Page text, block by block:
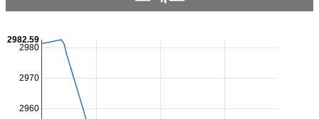
2960
2970
2980
2982.59